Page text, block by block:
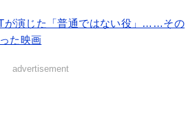
が演じた「普通ではない役」……その
た映画
advertisement